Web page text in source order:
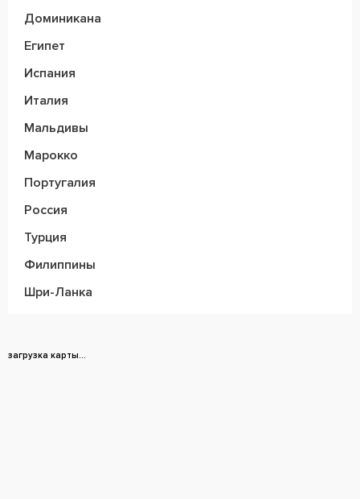
Доминикана
Египет
Испания
Италия
Мальдивы
Марокко
Португалия
Россия
Турция
Филиппины
Шри-Ланка
загрузка карты...